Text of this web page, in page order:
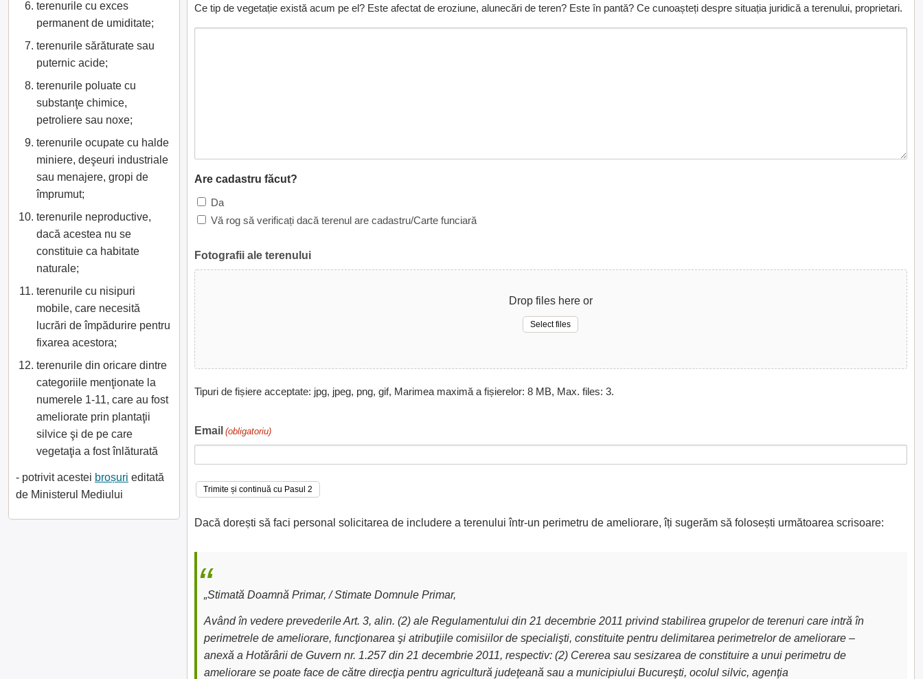
Ce tip de vegetație există acum pe el? Este afectat de eroziune, alunecări de teren? Este în pantă? Ce cunoașteți despre situația juridică a terenului, proprietari.
Are cadastru făcut?
Da
Vă rog să verificați dacă terenul are cadastru/Carte funciară
Fotografii ale terenului
Drop files here or
Select files
Tipuri de fișiere acceptate: jpg, jpeg, png, gif, Marimea maximă a fișierelor: 8 MB, Max. files: 3.
Email (obligatoriu)
Dacă dorești să faci personal solicitarea de includere a terenului într-un perimetru de ameliorare, îți sugerăm să folosești următoarea scrisoare:
„Stimată Doamnă Primar, / Stimate Domnule Primar,
Având în vedere prevederile Art. 3, alin. (2) ale Regulamentului din 21 decembrie 2011 privind stabilirea grupelor de terenuri care intră în
perimetrele de ameliorare, funcţionarea şi atribuţiile comisiilor de specialişti, constituite pentru delimitarea perimetrelor de ameliorare –
anexă a Hotărârii de Guvern nr. 1.257 din 21 decembrie 2011, respectiv: (2) Cererea sau sesizarea de constituire a unui perimetru de
ameliorare se poate face de către direcţia pentru agricultură judeţeană sau a municipiului Bucureşti, ocolul silvic, agenţia
terenurile cu exces
permanent de umiditate;
terenurile sărăturate sau
puternic acide;
terenurile poluate cu
substanţe chimice,
petroliere sau noxe;
terenurile ocupate cu halde
miniere, deşeuri industriale
sau menajere, gropi de
împrumut;
terenurile neproductive,
dacă acestea nu se
constituie ca habitate
naturale;
terenurile cu nisipuri
mobile, care necesită
lucrări de împădurire pentru
fixarea acestora;
terenurile din oricare dintre
categoriile menţionate la
numerele 1-11, care au fost
ameliorate prin plantaţii
silvice şi de pe care
vegetaţia a fost înlăturată
- potrivit acestei broșuri editată
de Ministerul Mediului